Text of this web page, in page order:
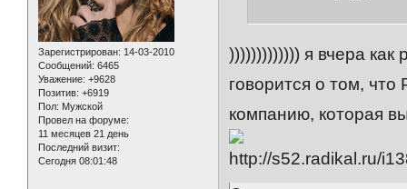
Зарегистрирован: 14-03-2010
Сообщений: 6465
Уважение: +9628
Позитив: +6919
Пол: Мужской
Провел на форуме:
11 месяцев 21 день
Последний визит:
Сегодня 08:01:48
))))))))))))) я вчера
говорится о том, что
компанию, которая